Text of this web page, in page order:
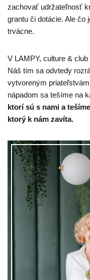
zachovať udržateľnosť
grantu či dotácie. Ale čo
trvácne.
V LAMPY, culture &
Náš tím sa odvtedy
vytvoreným
nápadom sa tešíme na
ktorí sú s nami a
ktorý k nám zavíta.